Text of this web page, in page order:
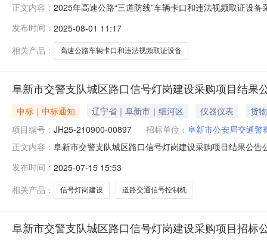
正文内容： 2025年高速公路“三道防线”车辆卡口和违法视频取证设
日09时00分（北京时间）前递交投标文件。一、项目基
发布时间： 2025-08-01 11:17
相关产品：
高速公路车辆卡口和违法视频取证设备
阜新市交警支队城区路口信号灯岗建设采购项目结果
中标｜中标通知 辽宁省｜阜新市｜细河区 仪器仪表
货物
项目编号： JH25-210900-00897 招标单位： 阜新市公安局交通警
正文内容： 阜新市交警支队城区路口信号灯岗建设采购项目结果公
交警支队城区路口信号灯岗建设供应商名称：辽宁科信
发布时间： 2025-07-15 15:53
相关产品：
信号灯岗建设 道路交通信号控制机
阜新市交警支队城区路口信号灯岗建设采购项目招标